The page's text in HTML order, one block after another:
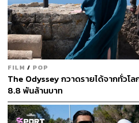
ภาพ: Kevin C. Cox, Christian
อ้างอิง:
https://www.golfdigest.com/
die-ted-scott-more-money-
-pros-fedex-cup-
FILM / POP
The Odyssey กวาดรายได้จากทั่วโ
8.8 พันล้านบาท